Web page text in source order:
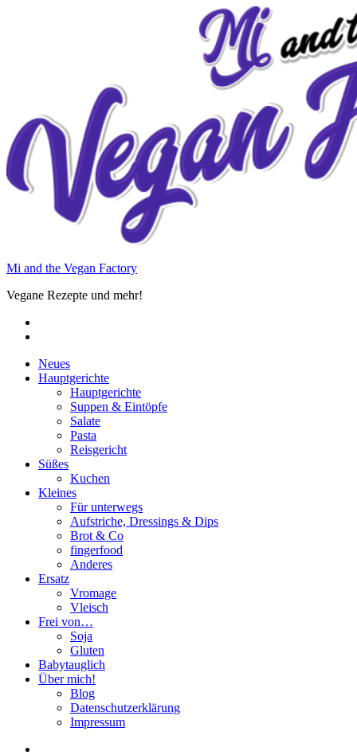
Mi and the Vegan Factory
Vegane Rezepte und mehr!
Neues
Hauptgerichte
Hauptgerichte
Suppen & Eintöpfe
Salate
Pasta
Reisgericht
Süßes
Kuchen
Kleines
Für unterwegs
Aufstriche, Dressings & Dips
Brot & Co
fingerfood
Anderes
Ersatz
Vromage
Vleisch
Frei von…
Soja
Gluten
Babytauglich
Über mich!
Blog
Datenschutzerklärung
Impressum